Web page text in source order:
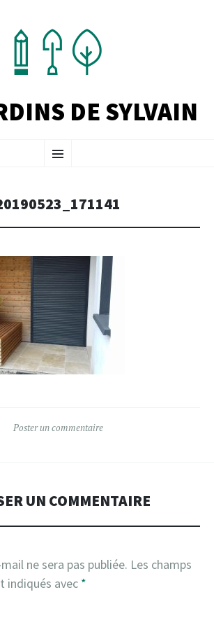
DE SYLVAIN
Menu
AU
Poster un commentaire
UN COMMENTAIRE
ne sera pas publiée. Les champs
indiqués avec *